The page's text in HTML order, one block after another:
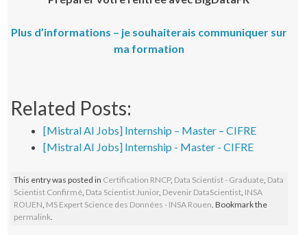
Plus d’informations – je souhaiterais communiquer sur
ma formation
Related Posts:
[Mistral AI Jobs] Internship – Master – CIFRE
[Mistral AI Jobs] Internship - Master - CIFRE
This entry was posted in Certification RNCP, Data Scientist - Graduate Data
Scientist Confirmé Data Scientist Junior, Devenir DataScientist INSA
ROUEN MS Expert Science des Données - INSA Rouen . Bookmark the
permalink